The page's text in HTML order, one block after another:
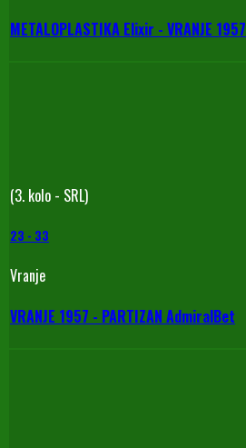
METALOPLASTIKA Elixir - VRANJE 1957
(3. kolo - SRL)
23 - 33
Vranje
VRANJE 1957 - PARTIZAN AdmiralBet